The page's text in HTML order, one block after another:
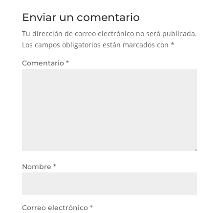
Enviar un comentario
Tu dirección de correo electrónico no será publicada.
Los campos obligatorios están marcados con *
Comentario *
Nombre *
Correo electrónico *